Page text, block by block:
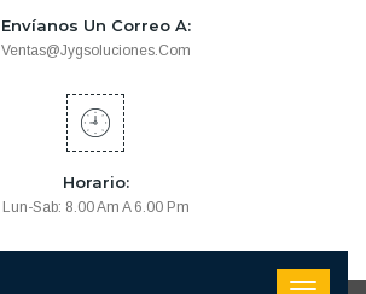
Envíanos Un Correo A:
Ventas@jygsoluciones.com
Horario:
Lun-Sab: 8.00 Am A 6.00 Pm